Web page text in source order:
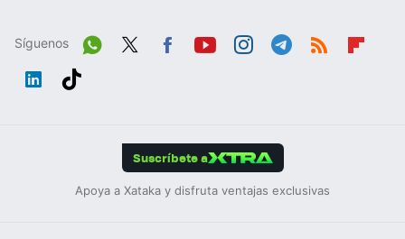
Síguenos
Wh
Suscríbete a
Apoya a Xataka y disfruta ventajas exclusivas